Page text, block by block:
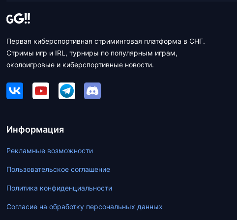
Первая киберспортивная стриминговая платформа в СНГ.
Стримы игр и IRL, турниры по популярным играм,
околоигровые и киберспортивные новости.
Информация
Рекламные возможности
Пользовательское соглашение
Политика конфиденциальности
Согласие на обработку персональных данных